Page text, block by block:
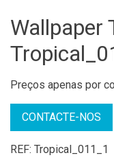
Wallpaper
Preços apenas por
CONTACTE-NOS
REF: Tropical_011_1